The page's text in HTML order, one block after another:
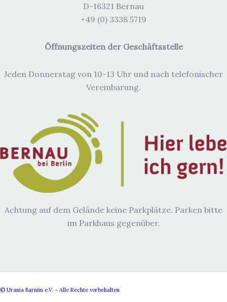
D-16321 Bernau
+49 (0) 3338 5719
Öffnungszeiten der Geschäftsstelle
Jeden Donnerstag von 10-13 Uhr und nach telefonischer
Vereinbarung.
Achtung auf dem Gelände keine Parkplätze. Parken bitte
im Parkhaus gegenüber.
© Urania Barnim e.V. – Alle Rechte vorbehalten